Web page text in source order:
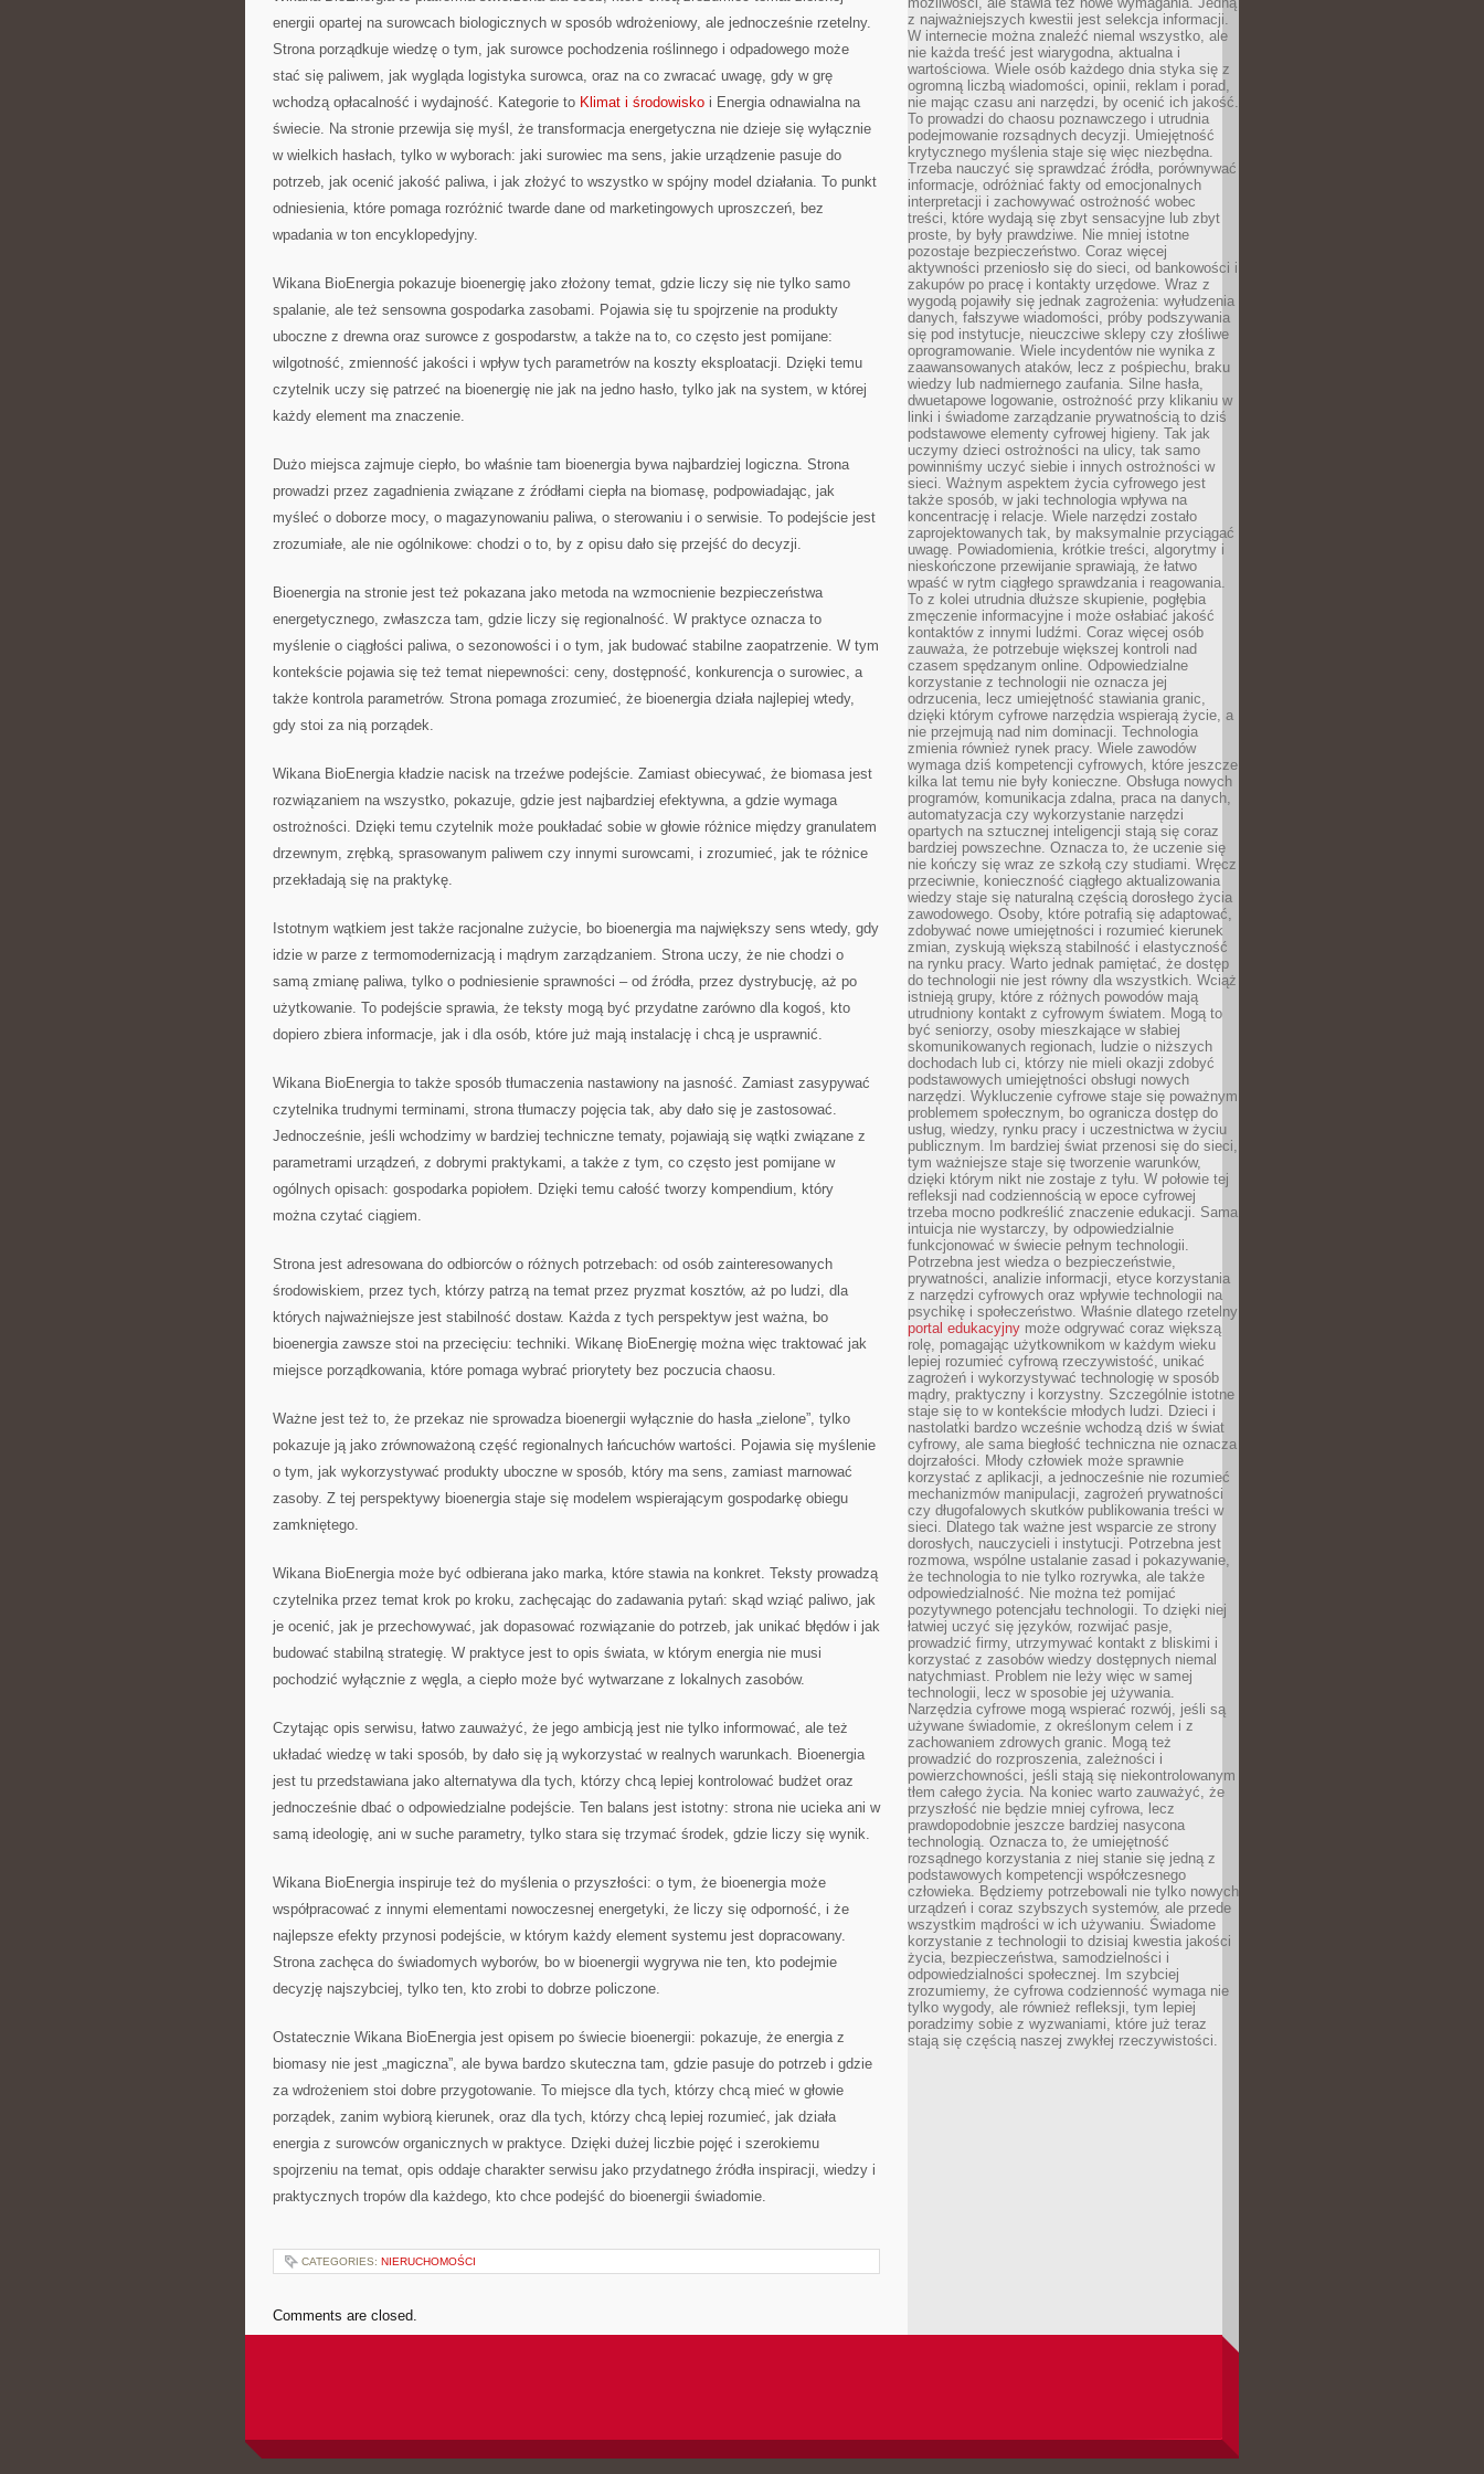
energii opartej na surowcach biologicznych w sposób wdrożeniowy, ale jednocześnie rzetelny.
Strona porządkuje wiedzę o tym, jak surowce pochodzenia roślinnego i odpadowego może
stać się paliwem, jak wygląda logistyka surowca, oraz na co zwracać uwagę, gdy w grę
wchodzą opłacalność i wydajność. Kategorie to Klimat i środowisko i Energia odnawialna na
świecie. Na stronie przewija się myśl, że transformacja energetyczna nie dzieje się wyłącznie
w wielkich hasłach, tylko w wyborach: jaki surowiec ma sens, jakie urządzenie pasuje do
potrzeb, jak ocenić jakość paliwa, i jak złożyć to wszystko w spójny model działania. To punkt
odniesienia, które pomaga rozróżnić twarde dane od marketingowych uproszczeń, bez
wpadania w ton encyklopedyjny.
Wikana BioEnergia pokazuje bioenergię jako złożony temat, gdzie liczy się nie tylko samo
spalanie, ale też sensowna gospodarka zasobami. Pojawia się tu spojrzenie na produkty
uboczne z drewna oraz surowce z gospodarstw, a także na to, co często jest pomijane:
wilgotność, zmienność jakości i wpływ tych parametrów na koszty eksploatacji. Dzięki temu
czytelnik uczy się patrzeć na bioenergię nie jak na jedno hasło, tylko jak na system, w której
każdy element ma znaczenie.
Dużo miejsca zajmuje ciepło, bo właśnie tam bioenergia bywa najbardziej logiczna. Strona
prowadzi przez zagadnienia związane z źródłami ciepła na biomasę, podpowiadając, jak
myśleć o doborze mocy, o magazynowaniu paliwa, o sterowaniu i o serwisie. To podejście jest
zrozumiałe, ale nie ogólnikowe: chodzi o to, by z opisu dało się przejść do decyzji.
Bioenergia na stronie jest też pokazana jako metoda na wzmocnienie bezpieczeństwa
energetycznego, zwłaszcza tam, gdzie liczy się regionalność. W praktyce oznacza to
myślenie o ciągłości paliwa, o sezonowości i o tym, jak budować stabilne zaopatrzenie. W tym
kontekście pojawia się też temat niepewności: ceny, dostępność, konkurencja o surowiec, a
także kontrola parametrów. Strona pomaga zrozumieć, że bioenergia działa najlepiej wtedy,
gdy stoi za nią porządek.
Wikana BioEnergia kładzie nacisk na trzeźwe podejście. Zamiast obiecywać, że biomasa jest
rozwiązaniem na wszystko, pokazuje, gdzie jest najbardziej efektywna, a gdzie wymaga
ostrożności. Dzięki temu czytelnik może poukładać sobie w głowie różnice między granulatem
drzewnym, zrębką, sprasowanym paliwem czy innymi surowcami, i zrozumieć, jak te różnice
przekładają się na praktykę.
Istotnym wątkiem jest także racjonalne zużycie, bo bioenergia ma największy sens wtedy, gdy
idzie w parze z termomodernizacją i mądrym zarządzaniem. Strona uczy, że nie chodzi o
samą zmianę paliwa, tylko o podniesienie sprawności – od źródła, przez dystrybucję, aż po
użytkowanie. To podejście sprawia, że teksty mogą być przydatne zarówno dla kogoś, kto
dopiero zbiera informacje, jak i dla osób, które już mają instalację i chcą je usprawnić.
Wikana BioEnergia to także sposób tłumaczenia nastawiony na jasność. Zamiast zasypywać
czytelnika trudnymi terminami, strona tłumaczy pojęcia tak, aby dało się je zastosować.
Jednocześnie, jeśli wchodzimy w bardziej techniczne tematy, pojawiają się wątki związane z
parametrami urządzeń, z dobrymi praktykami, a także z tym, co często jest pomijane w
ogólnych opisach: gospodarka popiołem. Dzięki temu całość tworzy kompendium, który
można czytać ciągiem.
Strona jest adresowana do odbiorców o różnych potrzebach: od osób zainteresowanych
środowiskiem, przez tych, którzy patrzą na temat przez pryzmat kosztów, aż po ludzi, dla
których najważniejsze jest stabilność dostaw. Każda z tych perspektyw jest ważna, bo
bioenergia zawsze stoi na przecięciu: techniki. Wikanę BioEnergię można więc traktować jak
miejsce porządkowania, które pomaga wybrać priorytety bez poczucia chaosu.
Ważne jest też to, że przekaz nie sprowadza bioenergii wyłącznie do hasła „zielone”, tylko
pokazuje ją jako zrównoważoną część regionalnych łańcuchów wartości. Pojawia się myślenie
o tym, jak wykorzystywać produkty uboczne w sposób, który ma sens, zamiast marnować
zasoby. Z tej perspektywy bioenergia staje się modelem wspierającym gospodarkę obiegu
zamkniętego.
Wikana BioEnergia może być odbierana jako marka, które stawia na konkret. Teksty prowadzą
czytelnika przez temat krok po kroku, zachęcając do zadawania pytań: skąd wziąć paliwo, jak
je ocenić, jak je przechowywać, jak dopasować rozwiązanie do potrzeb, jak unikać błędów i jak
budować stabilną strategię. W praktyce jest to opis świata, w którym energia nie musi
pochodzić wyłącznie z węgla, a ciepło może być wytwarzane z lokalnych zasobów.
Czytając opis serwisu, łatwo zauważyć, że jego ambicją jest nie tylko informować, ale też
układać wiedzę w taki sposób, by dało się ją wykorzystać w realnych warunkach. Bioenergia
jest tu przedstawiana jako alternatywa dla tych, którzy chcą lepiej kontrolować budżet oraz
jednocześnie dbać o odpowiedzialne podejście. Ten balans jest istotny: strona nie ucieka ani w
samą ideologię, ani w suche parametry, tylko stara się trzymać środek, gdzie liczy się wynik.
Wikana BioEnergia inspiruje też do myślenia o przyszłości: o tym, że bioenergia może
współpracować z innymi elementami nowoczesnej energetyki, że liczy się odporność, i że
najlepsze efekty przynosi podejście, w którym każdy element systemu jest dopracowany.
Strona zachęca do świadomych wyborów, bo w bioenergii wygrywa nie ten, kto podejmie
decyzję najszybciej, tylko ten, kto zrobi to dobrze policzone.
Ostatecznie Wikana BioEnergia jest opisem po świecie bioenergii: pokazuje, że energia z
biomasy nie jest „magiczna”, ale bywa bardzo skuteczna tam, gdzie pasuje do potrzeb i gdzie
za wdrożeniem stoi dobre przygotowanie. To miejsce dla tych, którzy chcą mieć w głowie
porządek, zanim wybiorą kierunek, oraz dla tych, którzy chcą lepiej rozumieć, jak działa
energia z surowców organicznych w praktyce. Dzięki dużej liczbie pojęć i szerokiemu
spojrzeniu na temat, opis oddaje charakter serwisu jako przydatnego źródła inspiracji, wiedzy i
praktycznych tropów dla każdego, kto chce podejść do bioenergii świadomie.
CATEGORIES: NIERUCHOMOŚCI
Comments are closed.
z najważniejszych kwestii jest selekcja informacji.
W internecie można znaleźć niemal wszystko, ale
nie każda treść jest wiarygodna, aktualna i
wartościowa. Wiele osób każdego dnia styka się z
ogromną liczbą wiadomości, opinii, reklam i porad,
nie mając czasu ani narzędzi, by ocenić ich jakość.
To prowadzi do chaosu poznawczego i utrudnia
podejmowanie rozsądnych decyzji. Umiejętność
krytycznego myślenia staje się więc niezbędna.
Trzeba nauczyć się sprawdzać źródła, porównywać
informacje, odróżniać fakty od emocjonalnych
interpretacji i zachowywać ostrożność wobec
treści, które wydają się zbyt sensacyjne lub zbyt
proste, by były prawdziwe. Nie mniej istotne
pozostaje bezpieczeństwo. Coraz więcej
aktywności przeniosło się do sieci, od bankowości i
zakupów po pracę i kontakty urzędowe. Wraz z
wygodą pojawiły się jednak zagrożenia: wyłudzenia
danych, fałszywe wiadomości, próby podszywania
się pod instytucje, nieuczciwe sklepy czy złośliwe
oprogramowanie. Wiele incydentów nie wynika z
zaawansowanych ataków, lecz z pośpiechu, braku
wiedzy lub nadmiernego zaufania. Silne hasła,
dwuetapowe logowanie, ostrożność przy klikaniu w
linki i świadome zarządzanie prywatnością to dziś
podstawowe elementy cyfrowej higieny. Tak jak
uczymy dzieci ostrożności na ulicy, tak samo
powinniśmy uczyć siebie i innych ostrożności w
sieci. Ważnym aspektem życia cyfrowego jest
także sposób, w jaki technologia wpływa na
koncentrację i relacje. Wiele narzędzi zostało
zaprojektowanych tak, by maksymalnie przyciągać
uwagę. Powiadomienia, krótkie treści, algorytmy i
nieskończone przewijanie sprawiają, że łatwo
wpaść w rytm ciągłego sprawdzania i reagowania.
To z kolei utrudnia dłuższe skupienie, pogłębia
zmęczenie informacyjne i może osłabiać jakość
kontaktów z innymi ludźmi. Coraz więcej osób
zauważa, że potrzebuje większej kontroli nad
czasem spędzanym online. Odpowiedzialne
korzystanie z technologii nie oznacza jej
odrzucenia, lecz umiejętność stawiania granic,
dzięki którym cyfrowe narzędzia wspierają życie, a
nie przejmują nad nim dominacji. Technologia
zmienia również rynek pracy. Wiele zawodów
wymaga dziś kompetencji cyfrowych, które jeszcze
kilka lat temu nie były konieczne. Obsługa nowych
programów, komunikacja zdalna, praca na danych,
automatyzacja czy wykorzystanie narzędzi
opartych na sztucznej inteligencji stają się coraz
bardziej powszechne. Oznacza to, że uczenie się
nie kończy się wraz ze szkołą czy studiami. Wręcz
przeciwnie, konieczność ciągłego aktualizowania
wiedzy staje się naturalną częścią dorosłego życia
zawodowego. Osoby, które potrafią się adaptować,
zdobywać nowe umiejętności i rozumieć kierunek
zmian, zyskują większą stabilność i elastyczność
na rynku pracy. Warto jednak pamiętać, że dostęp
do technologii nie jest równy dla wszystkich. Wciąż
istnieją grupy, które z różnych powodów mają
utrudniony kontakt z cyfrowym światem. Mogą to
być seniorzy, osoby mieszkające w słabiej
skomunikowanych regionach, ludzie o niższych
dochodach lub ci, którzy nie mieli okazji zdobyć
podstawowych umiejętności obsługi nowych
narzędzi. Wykluczenie cyfrowe staje się poważnym
problemem społecznym, bo ogranicza dostęp do
usług, wiedzy, rynku pracy i uczestnictwa w życiu
publicznym. Im bardziej świat przenosi się do sieci,
tym ważniejsze staje się tworzenie warunków,
dzięki którym nikt nie zostaje z tyłu. W połowie tej
refleksji nad codziennością w epoce cyfrowej
trzeba mocno podkreślić znaczenie edukacji. Sama
intuicja nie wystarczy, by odpowiedzialnie
funkcjonować w świecie pełnym technologii.
Potrzebna jest wiedza o bezpieczeństwie,
prywatności, analizie informacji, etyce korzystania
z narzędzi cyfrowych oraz wpływie technologii na
psychikę i społeczeństwo. Właśnie dlatego rzetelny
portal edukacyjny może odgrywać coraz większą
rolę, pomagając użytkownikom w każdym wieku
lepiej rozumieć cyfrową rzeczywistość, unikać
zagrożeń i wykorzystywać technologię w sposób
mądry, praktyczny i korzystny. Szczególnie istotne
staje się to w kontekście młodych ludzi. Dzieci i
nastolatki bardzo wcześnie wchodzą dziś w świat
cyfrowy, ale sama biegłość techniczna nie oznacza
dojrzałości. Młody człowiek może sprawnie
korzystać z aplikacji, a jednocześnie nie rozumieć
mechanizmów manipulacji, zagrożeń prywatności
czy długofalowych skutków publikowania treści w
sieci. Dlatego tak ważne jest wsparcie ze strony
dorosłych, nauczycieli i instytucji. Potrzebna jest
rozmowa, wspólne ustalanie zasad i pokazywanie,
że technologia to nie tylko rozrywka, ale także
odpowiedzialność. Nie można też pomijać
pozytywnego potencjału technologii. To dzięki niej
łatwiej uczyć się języków, rozwijać pasje,
prowadzić firmy, utrzymywać kontakt z bliskimi i
korzystać z zasobów wiedzy dostępnych niemal
natychmiast. Problem nie leży więc w samej
technologii, lecz w sposobie jej używania.
Narzędzia cyfrowe mogą wspierać rozwój, jeśli są
używane świadomie, z określonym celem i z
zachowaniem zdrowych granic. Mogą też
prowadzić do rozproszenia, zależności i
powierzchowności, jeśli stają się niekontrolowanym
tłem całego życia. Na koniec warto zauważyć, że
przyszłość nie będzie mniej cyfrowa, lecz
prawdopodobnie jeszcze bardziej nasycona
technologią. Oznacza to, że umiejętność
rozsądnego korzystania z niej stanie się jedną z
podstawowych kompetencji współczesnego
człowieka. Będziemy potrzebowali nie tylko nowych
urządzeń i coraz szybszych systemów, ale przede
wszystkim mądrości w ich używaniu. Świadome
korzystanie z technologii to dzisiaj kwestia jakości
życia, bezpieczeństwa, samodzielności i
odpowiedzialności społecznej. Im szybciej
zrozumiemy, że cyfrowa codzienność wymaga nie
tylko wygody, ale również refleksji, tym lepiej
poradzimy sobie z wyzwaniami, które już teraz
stają się częścią naszej zwykłej rzeczywistości.